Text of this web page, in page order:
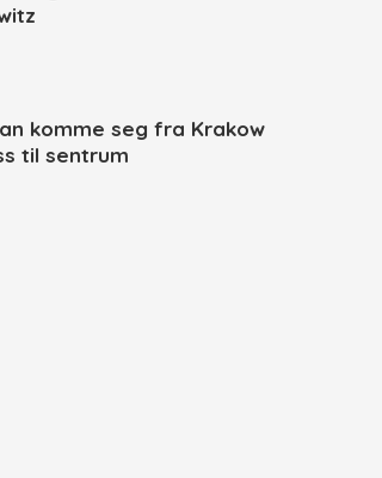
komme seg fra Krakow
til sentrum